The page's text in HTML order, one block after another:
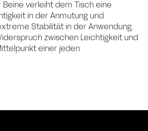
Beine verleiht dem Tisch eine
in der Anmutung und
Stabilität in der Anwendung.
zwischen Leichtigkeit und
einer jeden